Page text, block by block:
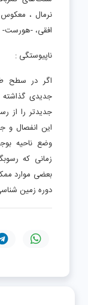
نرمال ، معکوس
افقی، -هورست-
ناپیوستگی :
اگر در سطح
جدیدی
جدیدتر را از
این انفصال و
وضع ناحیه
زمانی که
بعضی موارد
دوره زمین